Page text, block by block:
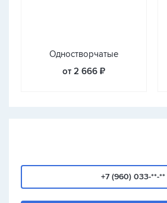
Одностворчатые
от 2 666 ₽
+7 (960) 033-**-**